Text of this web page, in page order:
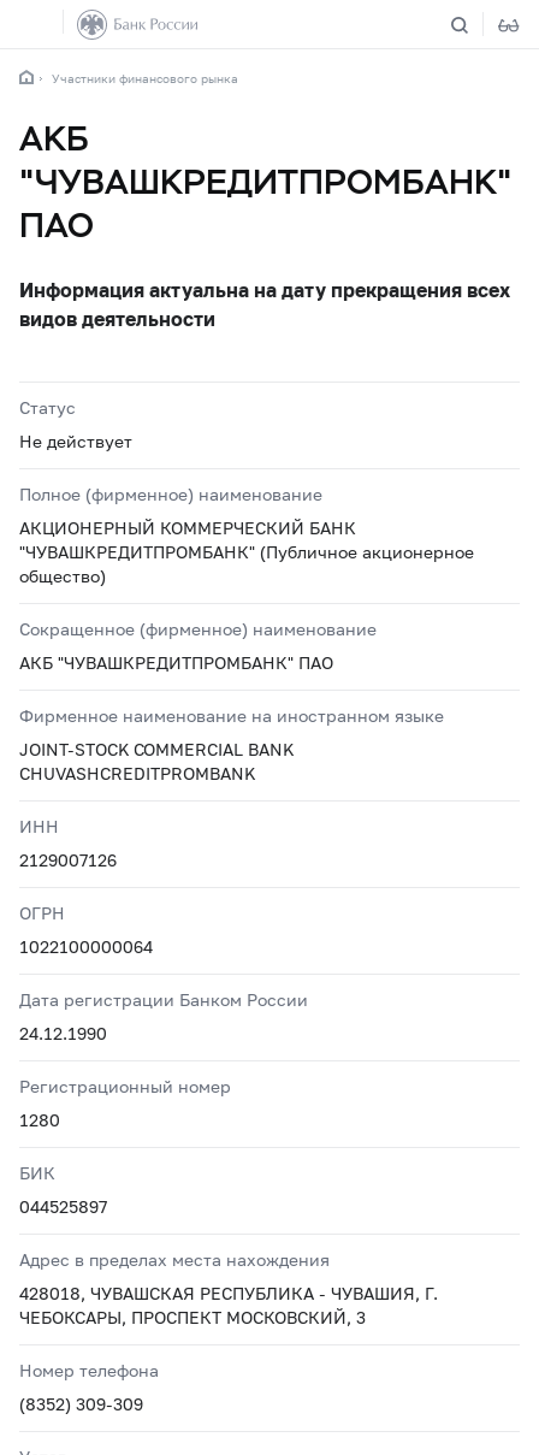
Участники финансового рынка
АКБ
"ЧУВАШКРЕДИТПРОМБАНК"
ПАО
Информация актуальна на дату прекращения всех
видов деятельности
Статус
Не действует
Полное (фирменное) наименование
АКЦИОНЕРНЫЙ КОММЕРЧЕСКИЙ БАНК
"ЧУВАШКРЕДИТПРОМБАНК" (Публичное акционерное
общество)
Сокращенное (фирменное) наименование
АКБ "ЧУВАШКРЕДИТПРОМБАНК" ПАО
Фирменное наименование на иностранном языке
JOINT-STOCK COMMERCIAL BANK
CHUVASHCREDITPROMBANK
ИНН
2129007126
ОГРН
1022100000064
Дата регистрации Банком России
24.12.1990
Регистрационный номер
1280
БИК
044525897
Адрес в пределах места нахождения
428018, ЧУВАШСКАЯ РЕСПУБЛИКА - ЧУВАШИЯ, Г.
ЧЕБОКСАРЫ, ПРОСПЕКТ МОСКОВСКИЙ, 3
Номер телефона
(8352) 309-309